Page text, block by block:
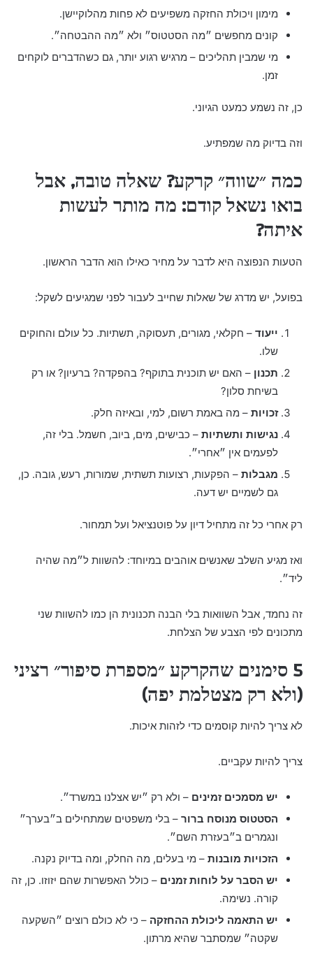
מימון ויכולת החזקה משפיעים לא פחות מהלוקיישן.
קונים מחפשים ״מה הסטטוס״ ולא ״מה ההבטחה״.
מי שמבין תהליכים – מרגיש רגוע יותר, גם כשהדברים לוקחים
זמן.
כן, זה נשמע כמעט הגיוני.
וזה בדיוק מה שמפתיע.
כמה ״שווה״ קרקע? שאלה טובה, אבל
בואו נשאל קודם: מה מותר לעשות
איתה?
הטעות הנפוצה היא לדבר על מחיר כאילו הוא הדבר הראשון.
בפועל, יש מדרג של שאלות שחייב לעבור לפני שמגיעים לשקל:
ייעוד – חקלאי, מגורים, תעסוקה, תשתיות. כל עולם והחוקים
שלו.
תכנון – האם יש תוכנית בתוקף? בהפקדה? ברעיון? או רק
בשיחת סלון?
זכויות – מה באמת רשום, למי, ובאיזה חלק.
נגישות ותשתיות – כבישים, מים, ביוב, חשמל. בלי זה,
לפעמים אין ״אחרי״.
מגבלות – הפקעות, רצועות תשתית, שמורות, רעש, גובה. כן,
גם לשמיים יש דעה.
רק אחרי כל זה מתחיל דיון על פוטנציאל ועל תמחור.
ואז מגיע השלב שאנשים אוהבים במיוחד: להשוות ל״מה שהיה
ליד״.
זה נחמד, אבל השוואות בלי הבנה תכנונית הן כמו להשוות שני
מתכונים לפי הצבע של הצלחת.
5 סימנים שהקרקע ״מספרת סיפור״ רציני
(ולא רק מצטלמת יפה)
לא צריך להיות קוסמים כדי לזהות איכות.
צריך להיות עקביים.
יש מסמכים זמינים – ולא רק ״יש אצלנו במשרד״.
הסטטוס מנוסח ברור – בלי משפטים שמתחילים ב״בערך״
ונגמרים ב״בעזרת השם״.
הזכויות מובנות – מי בעלים, מה החלק, ומה בדיוק נקנה.
יש הסבר על לוחות זמנים – כולל האפשרות שהם יזוזו. כן, זה
קורה. נשימה.
יש התאמה ליכולת ההחזקה – כי לא כולם רוצים ״השקעה
שקטה״ שמסתבר שהיא מרתון.